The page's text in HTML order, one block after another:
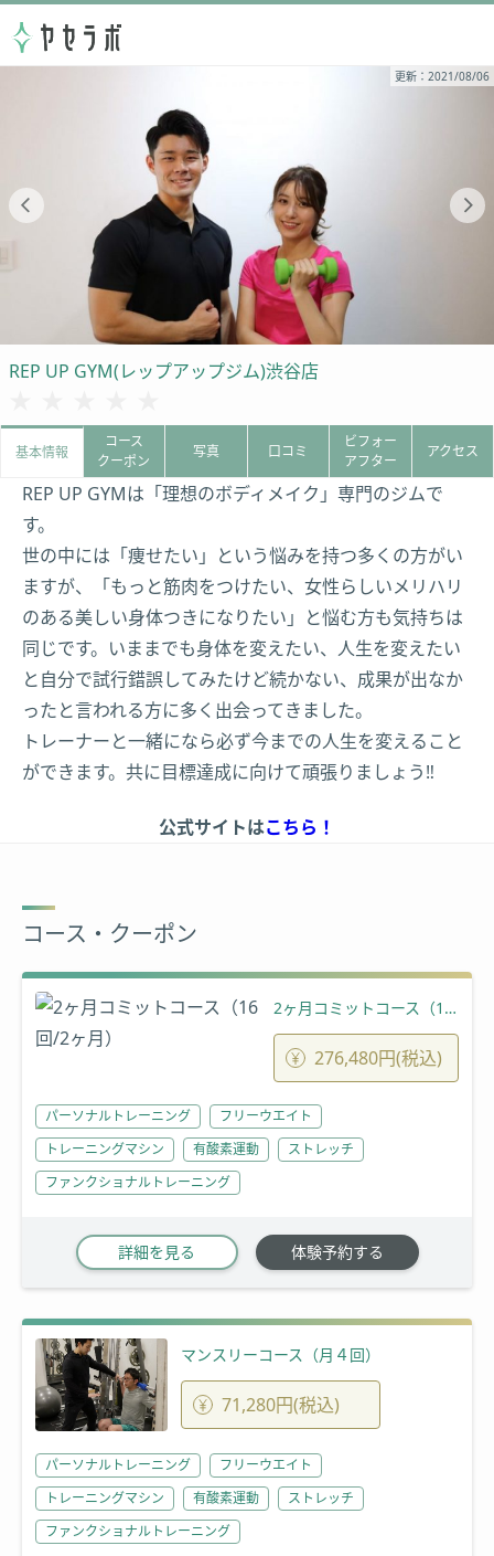
更新：2021/08/06
REP UP GYM(レップアップジム)渋谷店
基本情報
コース
クーポン
写真 口コミ
ビフォー
アフター
アクセス
REP UP GYMは「理想のボディメイク」専門のジムで
す。
世の中には「痩せたい」という悩みを持つ多くの方がい
ますが、「もっと筋肉をつけたい、女性らしいメリハリ
のある美しい身体つきになりたい」と悩む方も気持ちは
同じです。いままでも身体を変えたい、人生を変えたい
と自分で試行錯誤してみたけど続かない、成果が出なか
ったと言われる方に多く出会ってきました。
トレーナーと一緒になら必ず今までの人生を変えること
ができます。共に目標達成に向けて頑張りましょう‼︎
公式サイトはこちら！
コース・クーポン
2ヶ月コミットコース（16回/2ヶ月）
276,480円(税込)
パーソナルトレーニング
フリーウエイト
トレーニングマシン
有酸素運動
ストレッチ
ファンクショナルトレーニング
詳細を見る 体験予約する
マンスリーコース（月４回）
71,280円(税込)
パーソナルトレーニング
フリーウエイト
トレーニングマシン
有酸素運動
ストレッチ
ファンクショナルトレーニング